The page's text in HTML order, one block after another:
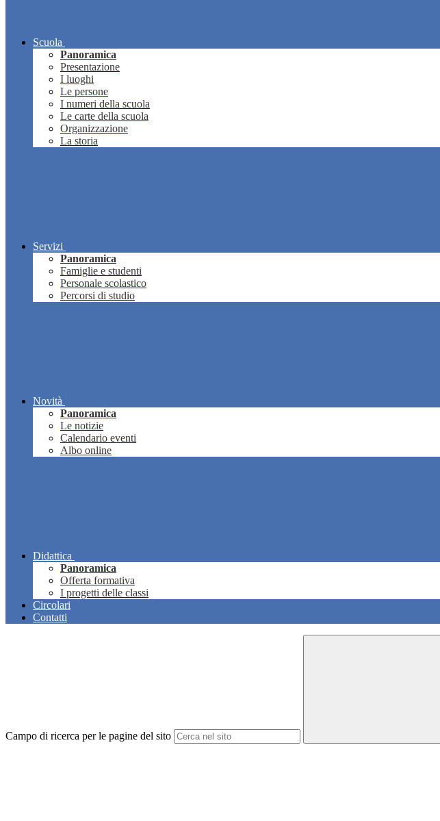
Scuola
Panoramica
Presentazione
I luoghi
Le persone
I numeri della scuola
Le carte della scuola
Organizzazione
La storia
Servizi
Panoramica
Famiglie e studenti
Personale scolastico
Percorsi di studio
Novità
Panoramica
Le notizie
Calendario eventi
Albo online
Didattica
Panoramica
Offerta formativa
I progetti delle classi
Circolari
Contatti
Campo di ricerca per le pagine del sito